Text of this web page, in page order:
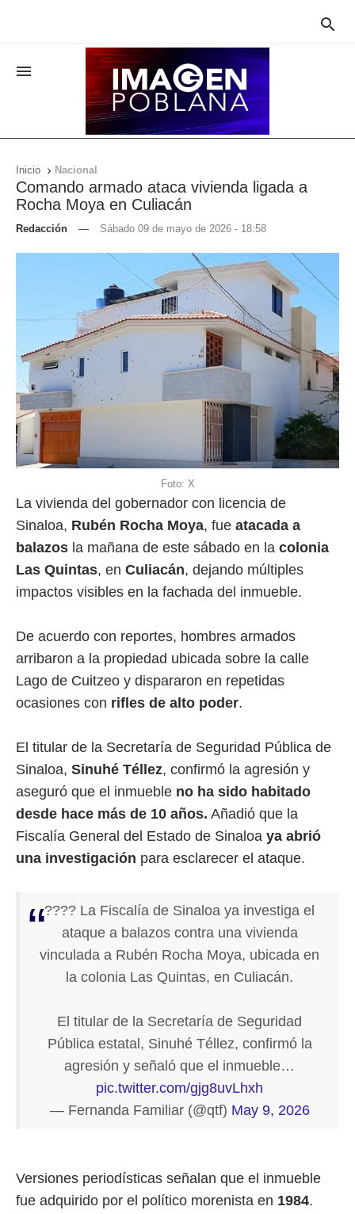


Inicio  Nacional
Comando armado ataca vivienda ligada a
Rocha Moya en Culiacán
Redacción — Sábado 09 de mayo de 2026 - 18:58
Foto: X
La vivienda del gobernador con licencia de
Sinaloa, Rubén Rocha Moya, fue atacada a
balazos la mañana de este sábado en la colonia
Las Quintas, en Culiacán, dejando múltiples
impactos visibles en la fachada del inmueble.
De acuerdo con reportes, hombres armados
arribaron a la propiedad ubicada sobre la calle
Lago de Cuitzeo y dispararon en repetidas
ocasiones con rifles de alto poder.
El titular de la Secretaría de Seguridad Pública de
Sinaloa, Sinuhé Téllez, confirmó la agresión y
aseguró que el inmueble no ha sido habitado
desde hace más de 10 años. Añadió que la
Fiscalía General del Estado de Sinaloa ya abrió
una investigación para esclarecer el ataque.
???? La Fiscalía de Sinaloa ya investiga el
ataque a balazos contra una vivienda
vinculada a Rubén Rocha Moya, ubicada en
la colonia Las Quintas, en Culiacán.
El titular de la Secretaría de Seguridad
Pública estatal, Sinuhé Téllez, confirmó la
agresión y señaló que el inmueble…
pic.twitter.com/gjg8uvLhxh
— Fernanda Familiar (@qtf) May 9, 2026
Versiones periodísticas señalan que el inmueble
fue adquirido por el político morenista en 1984.